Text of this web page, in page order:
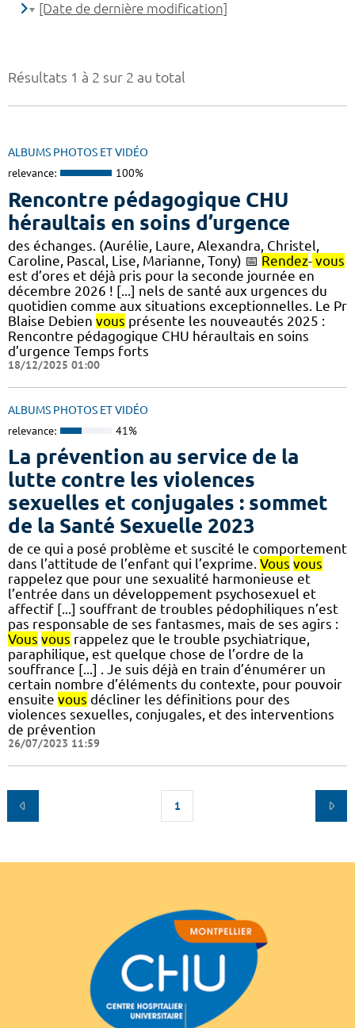
Résultats 1 à 2 sur 2 au total
ALBUMS PHOTOS ET VIDÉO
relevance: 100%
Rencontre pédagogique CHU
héraultais en soins d’urgence
des échanges. (Aurélie, Laure, Alexandra, Christel,
Caroline, Pascal, Lise, Marianne, Tony) 📅 Rendez- vous
est d’ores et déjà pris pour la seconde journée en
décembre 2026 ! [...] nels de santé aux urgences du
quotidien comme aux situations exceptionnelles. Le Pr
Blaise Debien vous présente les nouveautés 2025​ :
Rencontre pédagogique CHU héraultais en soins
d’urgence Temps forts
18/12/2025 01:00
ALBUMS PHOTOS ET VIDÉO
relevance: 41%
La prévention au service de la
lutte contre les violences
sexuelles et conjugales : sommet
de la Santé Sexuelle 2023
de ce qui a posé problème et suscité le comportement
dans l’attitude de l’enfant qui l’exprime. Vous vous
rappelez que pour une sexualité harmonieuse et
l’entrée dans un développement psychosexuel et
affectif [...] souffrant de troubles pédophiliques n’est
pas responsable de ses fantasmes, mais de ses agirs :
Vous vous rappelez que le trouble psychiatrique,
paraphilique, est quelque chose de l’ordre de la
souffrance [...] . Je suis déjà en train d’énumérer un
certain nombre d’éléments du contexte, pour pouvoir
ensuite vous décliner les définitions pour des
violences sexuelles, conjugales, et des interventions
de prévention
26/07/2023 11:59
1
[Date de dernière modification]